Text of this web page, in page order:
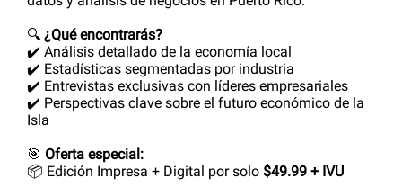
🔍 ¿Qué encontrarás?
✔️ Análisis detallado de la economía local
✔️ Estadísticas segmentadas por industria
✔️ Entrevistas exclusivas con líderes empresariales
✔️ Perspectivas clave sobre el futuro económico de la
Isla
🎯 Oferta especial:
📦 Edición Impresa + Digital por solo $49.99 + IVU